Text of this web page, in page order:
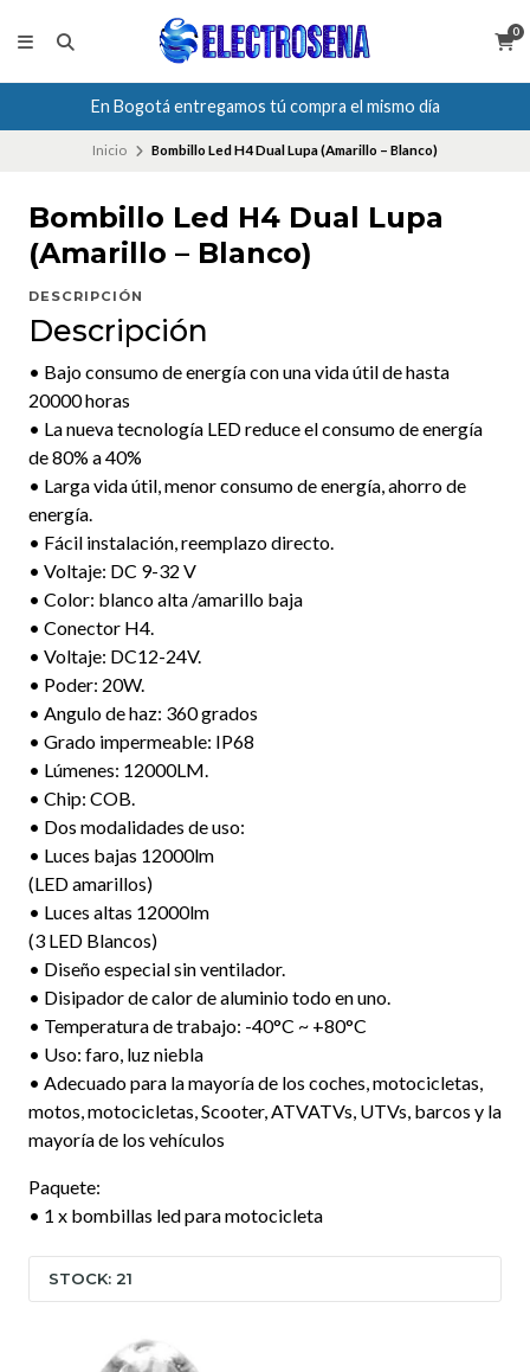
0
En Bogotá entregamos tú compra el mismo día
Inicio Bombillo Led H4 Dual Lupa (Amarillo – Blanco)
Bombillo Led H4 Dual Lupa
(Amarillo – Blanco)
DESCRIPCIÓN
Descripción
• Bajo consumo de energía con una vida útil de hasta
20000 horas
• La nueva tecnología LED reduce el consumo de energía
de 80% a 40%
• Larga vida útil, menor consumo de energía, ahorro de
energía.
• Fácil instalación, reemplazo directo.
• Voltaje: DC 9-32 V
• Color: blanco alta /amarillo baja
• Conector H4.
• Voltaje: DC12-24V.
• Poder: 20W.
• Angulo de haz: 360 grados
• Grado impermeable: IP68
• Lúmenes: 12000LM.
• Chip: COB.
• Dos modalidades de uso:
• Luces bajas 12000lm
(LED amarillos)
• Luces altas 12000lm
(3 LED Blancos)
• Diseño especial sin ventilador.
• Disipador de calor de aluminio todo en uno.
• Temperatura de trabajo: -40°C ~ +80°C
• Uso: faro, luz niebla
• Adecuado para la mayoría de los coches, motocicletas,
motos, motocicletas, Scooter, ATVATVs, UTVs, barcos y la
mayoría de los vehículos
Paquete:
• 1 x bombillas led para motocicleta
STOCK: 21